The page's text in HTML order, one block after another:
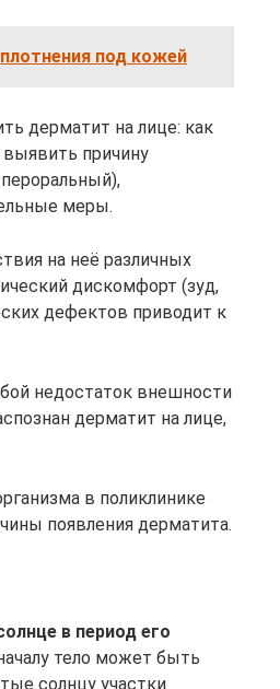
под кожей
дерматит на лице: как
причину
меры.
на неё различных
дискомфорт (зуд,
дефектов приводит к
недостаток внешности
дерматит на лице,
в поликлинике
появления дерматита.
в период его
тело может быть
солнцу участки